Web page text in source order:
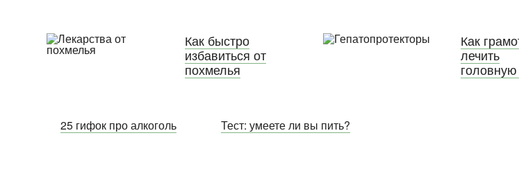
Как быстро
избавиться от
похмелья
Как
лечить
25 гифок про алкоголь Тест: умеете ли вы пить?